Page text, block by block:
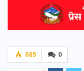
0
685